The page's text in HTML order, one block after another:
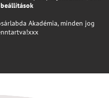
beállítások
Akadémia, minden jog